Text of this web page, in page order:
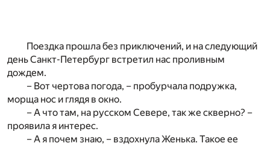
Поездка прошла без приключений, и на следующий
день Санкт-Петербург встретил нас проливным
дождем.
– Вот чертова погода, – пробурчала подружка,
морща нос и глядя в окно.
– А что там, на русском Севере, так же скверно? –
проявила я интерес.
– А я почем знаю, – вздохнула Женька. Такое ее